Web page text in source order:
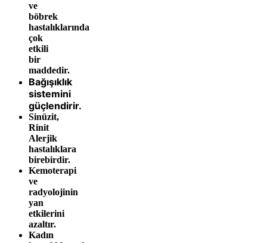
ve
böbrek
hastalıklarında
çok
etkili
bir
maddedir.
Bağışıklık
sistemini
güçlendirir.
Sinüzit,
Rinit
Alerjik
hastalıklara
birebirdir.
Kemoterapi
ve
radyolojinin
yan
etkilerini
azaltır.
Kadın